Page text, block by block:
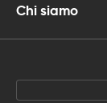
Chi siamo